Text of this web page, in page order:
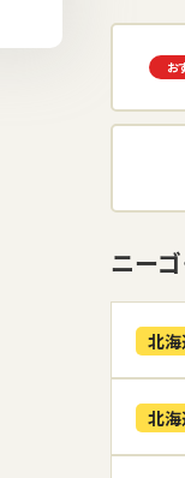
ニー
北
北